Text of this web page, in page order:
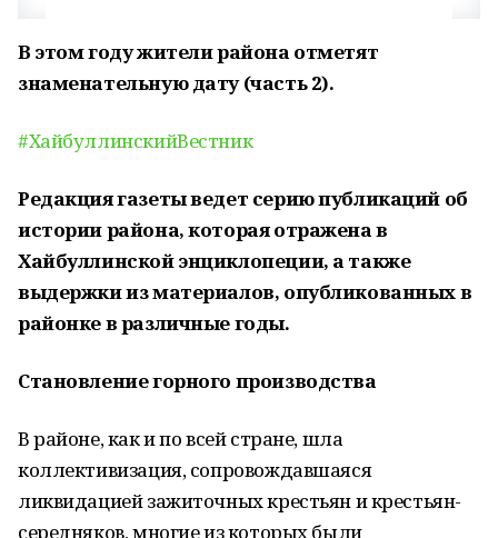
В этом году жители района отметят
знаменательную дату (часть 2).
#ХайбуллинскийВестник
Редакция газеты ведет серию публикаций об
истории района, которая отражена в
Хайбуллинской энциклопеции, а также
выдержки из материалов, опубликованных в
районке в различные годы.
Становление горного производства
В районе, как и по всей стране, шла
коллективизация, сопровождавшаяся
ликвидацией зажиточных крестьян и крестьян-
середняков, многие из которых были